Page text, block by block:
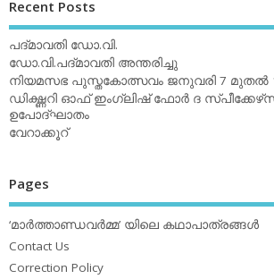
Recent Posts
പദ്മാവതി ഡോ.വി.
ഡോ.വി.പദ്മാവതി അന്തരിച്ചു
നിയമസഭ പുസ്തകോത്സവം ജനുവരി 7 മുതല്‍
ഡിക്ഷ്ണറി ഓഫ് ഇംഗ്ലിഷ് ഫോര്‍ ദ
ഉപോദ്ഘാതം
വേറാക്കൂറ്
Pages
‘മാര്‍ത്താണ്ഡവര്‍മ്മ’ യിലെ കഥാപാത്രങ്ങള്‍
Contact Us
Correction Policy